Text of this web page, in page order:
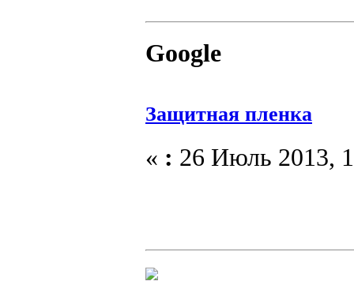
Google
Защитная пленка
« : 26 Июль 2013,